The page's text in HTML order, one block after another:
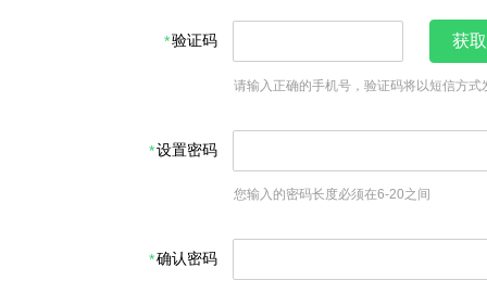
验证码 获
请输入正确的手机号，验证码将以短信方式
设置密码
您输入的密码长度必须在6-20之间
确认密码